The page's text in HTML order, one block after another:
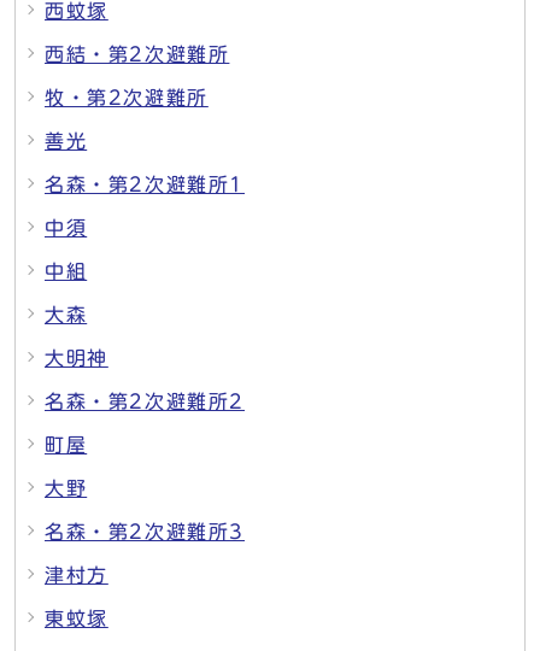
西蚊塚
西結・第2次避難所
牧・第2次避難所
善光
名森・第2次避難所1
中須
中組
大森
大明神
名森・第2次避難所2
町屋
大野
名森・第2次避難所3
津村方
東蚊塚